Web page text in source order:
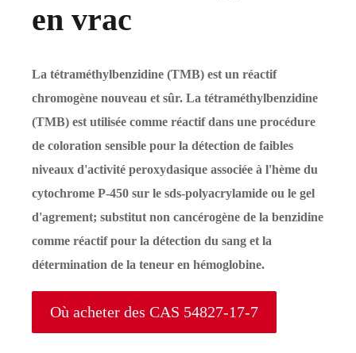
en vrac
La tétraméthylbenzidine (TMB) est un réactif
chromogène nouveau et sûr. La tétraméthylbenzidine
(TMB) est utilisée comme réactif dans une procédure
de coloration sensible pour la détection de faibles
niveaux d'activité peroxydasique associée à l'hème du
cytochrome P-450 sur le sds-polyacrylamide ou le gel
d'agrement; substitut non cancérogène de la benzidine
comme réactif pour la détection du sang et la
détermination de la teneur en hémoglobine.
Où acheter des CAS 54827-17-7